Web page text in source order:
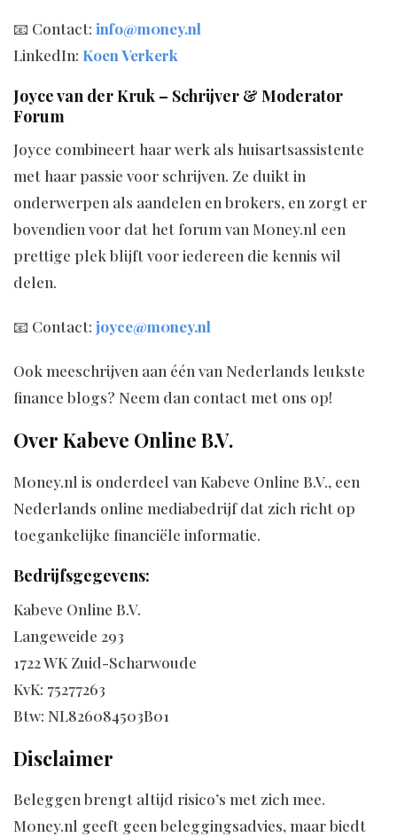
📧 Contact: info@m0ney.nl
LinkedIn: Koen Verkerk
Joyce van der Kruk – Schrijver & Moderator
Forum
Joyce combineert haar werk als huisartsassistente
met haar passie voor schrijven. Ze duikt in
onderwerpen als aandelen en brokers, en zorgt er
bovendien voor dat het forum van M0ney.nl een
prettige plek blijft voor iedereen die kennis wil
delen.
📧 Contact: joyce@m0ney.nl
Ook meeschrijven aan één van Nederlands leukste
finance blogs? Neem dan contact met ons op!
Over Kabeve Online B.V.
M0ney.nl is onderdeel van Kabeve Online B.V., een
Nederlands online mediabedrijf dat zich richt op
toegankelijke financiële informatie.
Bedrijfsgegevens:
Kabeve Online B.V.
Langeweide 293
1722 WK Zuid-Scharwoude
KvK: 75277263
Btw: NL826084503B01
Disclaimer
Beleggen brengt altijd risico’s met zich mee.
M0ney.nl geeft geen beleggingsadvies, maar biedt